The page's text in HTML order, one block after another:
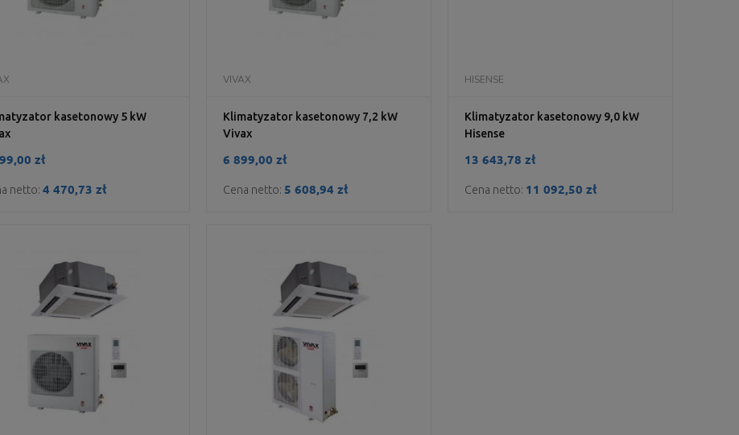
kasetonowy 5 kW
zł
netto: 4 470,73 zł
Klimatyzator kasetonowy 7,2 kW
Vivax
VIVAX
6 899,00 zł
Cena netto: 5 608,94 zł
Klimatyzator kasetonowy 9,0 kW
Hisense
HISENSE
13 643,78 zł
Cena netto: 11 092,50 zł